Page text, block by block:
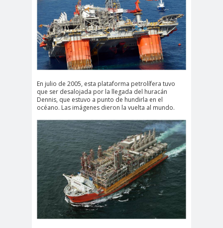
En julio de 2005, esta plataforma petrolífera tuvo
que ser desalojada por la llegada del huracán
Dennis, que estuvo a punto de hundirla en el
océano. Las imágenes dieron la vuelta al mundo.